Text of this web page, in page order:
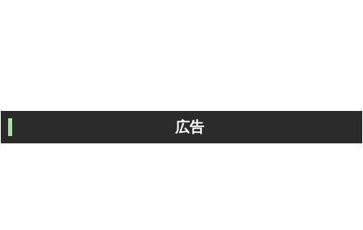
広告